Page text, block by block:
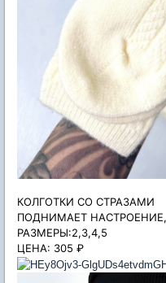
КОЛГОТКИ СО СТРАЗАМИ
ПОДНИМАЕТ
РАЗМЕРЫ:2,3,4,5
ЦЕНА: 305 ₽